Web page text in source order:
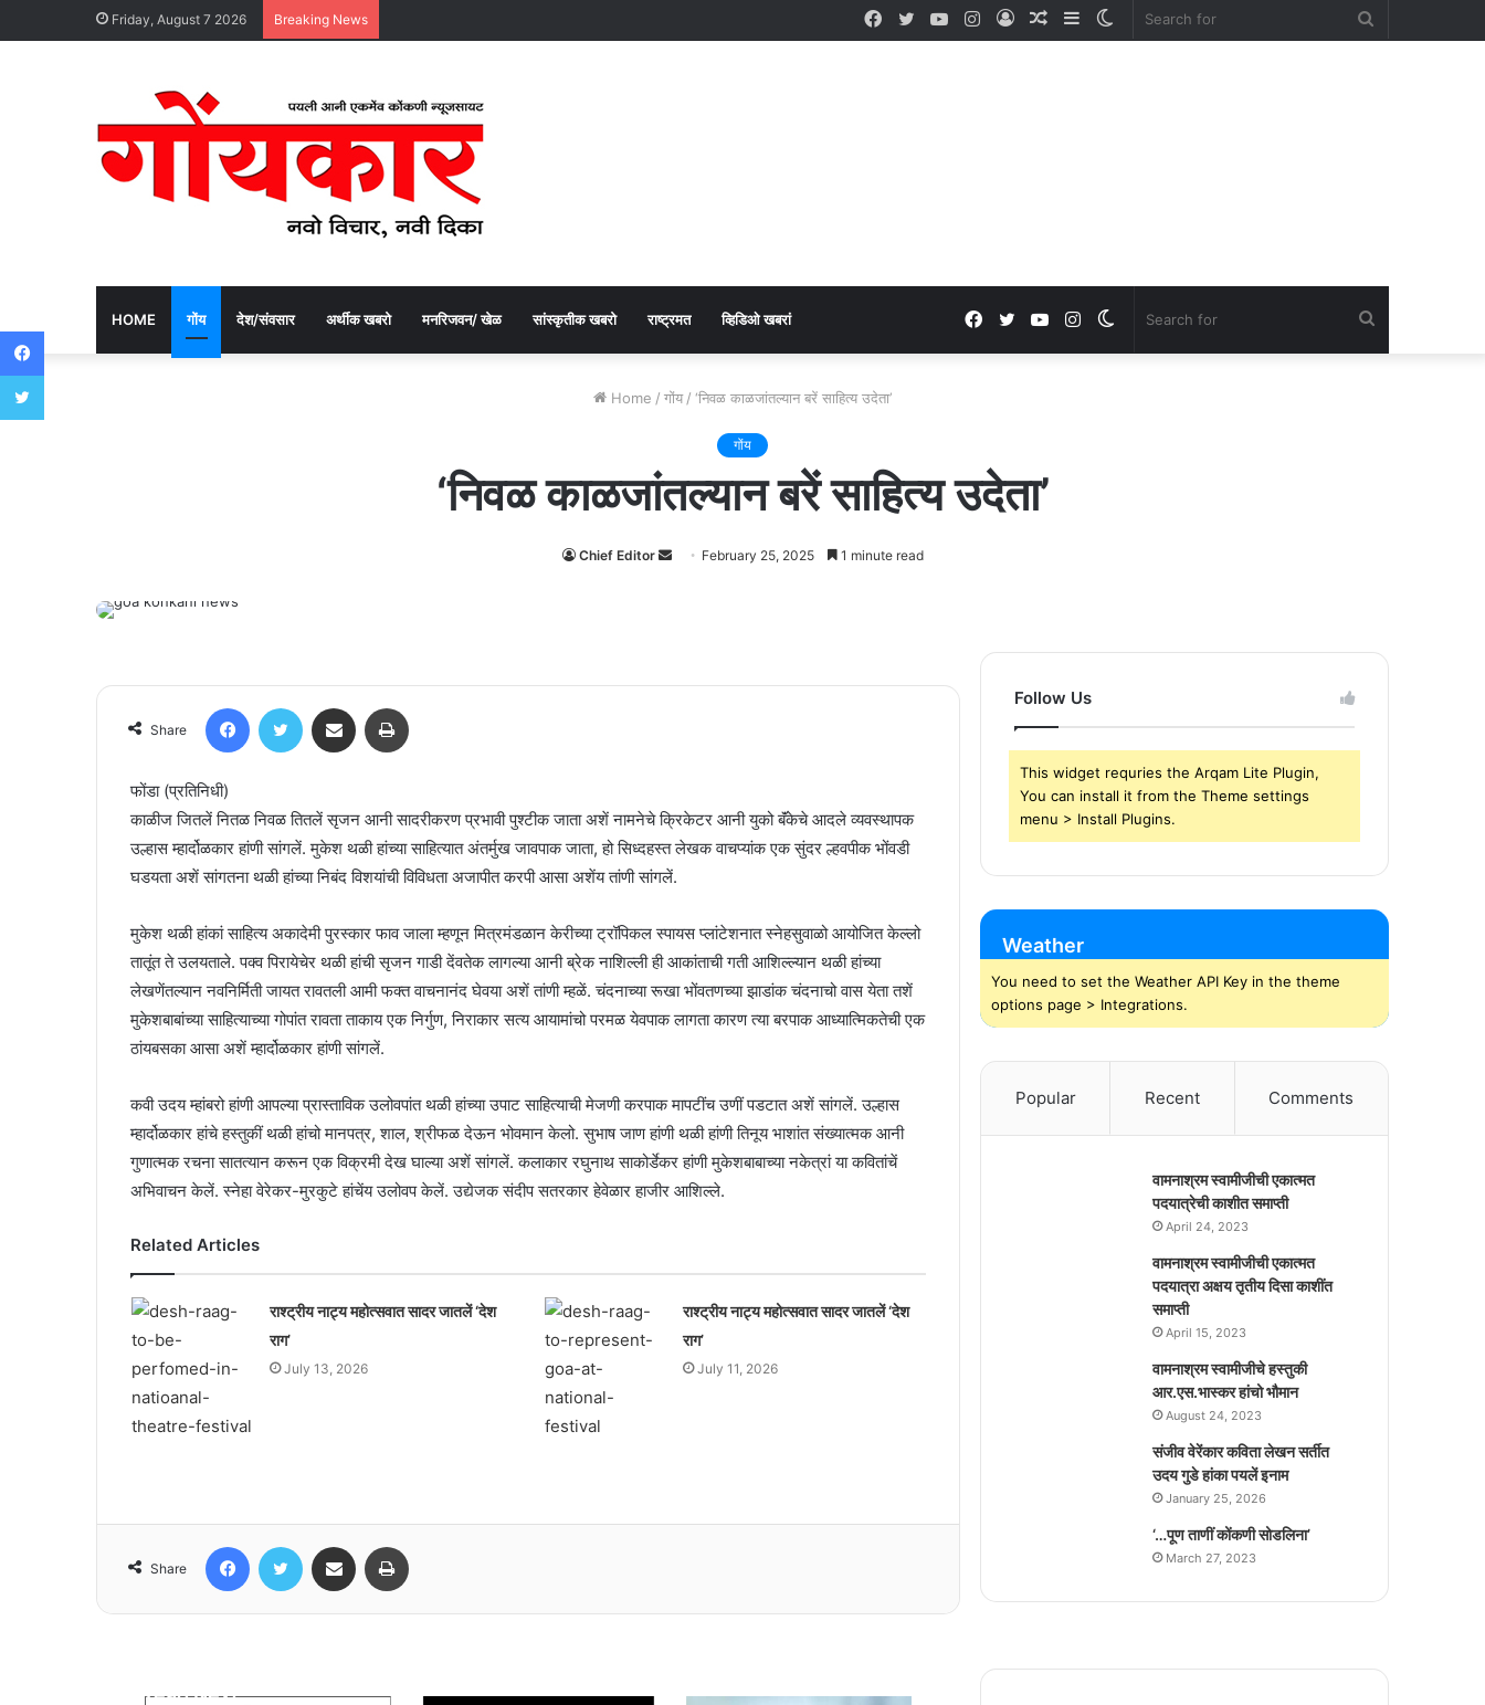
Friday, August 7 2026 Breaking News
Switch
Sidebar
Random
Log
Instagram
YouTube
Twitter
Facebook
HOME गोंय देश/संवसार अर्थीक खबरो मनरिजवन/ खेळ सांस्कृतीक खबरो राष्ट्रमत व्हिडिओ खबरां Switch
Instagram
YouTube
Twitter
Facebook
Home / गोंय / ‘निवळ काळजांतल्यान बरें साहित्य उदेता’
गोंय
‘निवळ काळजांतल्यान बरें साहित्य उदेता’
Chief Editor
SendFebruary 25, 2025 1 minute read
Share
फोंडा (प्रतिनिधी)
काळीज जितलें नितळ निवळ तितलें सृजन आनी सादरीकरण प्रभावी पुश्टीक जाता अशें नामनेचे क्रिकेटर आनी युको बॅंकेचे आदले व्यवस्थापक
उल्हास म्हार्दोळकार हांणी सांगलें. मुकेश थळी हांच्या साहित्यात अंतर्मुख जावपाक जाता, हो सिध्दहस्त लेखक वाचप्यांक एक सुंदर ल्हवपीक भोंवडी
घडयता अशें सांगतना थळी हांच्या निबंद विशयांची विविधता अजापीत करपी आसा अशेंय तांणी सांगलें.
मुकेश थळी हांकां साहित्य अकादेमी पुरस्कार फाव जाला म्हणून मित्रमंडळान केरीच्या ट्रॉपिकल स्पायस प्लांटेशनात स्नेहसुवाळो आयोजित केल्लो
तातूंत ते उलयताले. पक्व पिरायेचेर थळी हांची सृजन गाडी देंवतेक लागल्या आनी ब्रेक नाशिल्ली ही आकांताची गती आशिल्ल्यान थळी हांच्या
लेखणेंतल्यान नवनिर्मिती जायत रावतली आमी फक्त वाचनानंद घेवया अशें तांणी म्हळें. चंदनाच्या रूखा भोंवतणच्या झाडांक चंदनाचो वास येता तशें
मुकेशबाबांच्या साहित्याच्या गोपांत रावता ताकाय एक निर्गुण, निराकार सत्य आयामांचो परमळ येवपाक लागता कारण त्या बरपाक आध्यात्मिकतेची एक
ठांयबसका आसा अशें म्हार्दोळकार हांणी सांगलें.
कवी उदय म्हांबरो हांणी आपल्या प्रास्ताविक उलोवपांत थळी हांच्या उपाट साहित्याची मेजणी करपाक मापटींच उणीं पडटात अशें सांगलें. उल्हास
म्हार्दोळकार हांचे हस्तुकीं थळी हांचो मानपत्र, शाल, श्रीफळ देऊन भोवमान केलो. सुभाष जाण हांणी थळी हांणी तिनूय भाशांत संख्यात्मक आनी
गुणात्मक रचना सातत्यान करून एक विक्रमी देख घाल्या अशें सांगलें. कलाकार रघुनाथ साकोर्डेकर हांणी मुकेशबाबाच्या नकेत्रां या कवितांचें
अभिवाचन केलें. स्नेहा वेरेकर-मुरकुटे हांचेंय उलोवप केलें. उद्येजक संदीप सतरकार हेवेळार हाजीर आशिल्ले.
Related Articles
राश्ट्रीय नाट्य महोत्सवात सादर जातलें ‘देश
राग’
July 13, 2026
राश्ट्रीय नाट्य महोत्सवात सादर जातलें ‘देश
राग’
July 11, 2026
Share
Read Next
Follow Us
This widget requries the Arqam Lite Plugin,
You can install it from the Theme settings
menu > Install Plugins.
Weather
You need to set the Weather API Key in the theme
options page > Integrations.
Popular Recent Comments
वामनाश्रम स्वामीजीची एकात्मत
पदयात्रेची काशीत समाप्ती
April 24, 2023
वामनाश्रम स्वामीजीची एकात्मत
पदयात्रा अक्षय तृतीय दिसा काशींत
समाप्ती
April 15, 2023
वामनाश्रम स्वामीजीचे हस्तुकी
आर.एस.भास्कर हांचो भौमान
August 24, 2023
संजीव वेरेंकार कविता लेखन सर्तीत
उदय गुडे हांका पयलें इनाम
January 25, 2026
‘…पूण ताणीं कोंकणी सोडलिना’
March 27, 2023